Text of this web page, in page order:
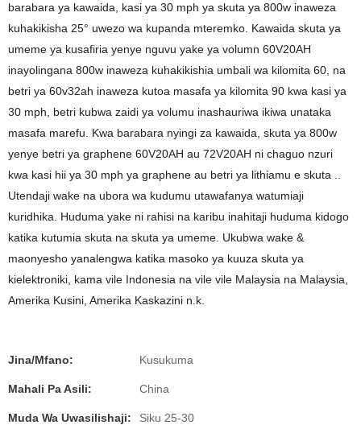
barabara ya kawaida, kasi ya 30 mph ya skuta ya 800w inaweza
kuhakikisha 25° uwezo wa kupanda mteremko. Kawaida skuta ya
umeme ya kusafiria yenye nguvu yake ya volumn 60V20AH
inayolingana 800w inaweza kuhakikishia umbali wa kilomita 60, na
betri ya 60v32ah inaweza kutoa masafa ya kilomita 90 kwa kasi ya
30 mph, betri kubwa zaidi ya volumu inashauriwa ikiwa unataka
masafa marefu. Kwa barabara nyingi za kawaida, skuta ya 800w
yenye betri ya graphene 60V20AH au 72V20AH ni chaguo nzuri
kwa kasi hii ya 30 mph ya graphene au betri ya lithiamu e skuta ..
Utendaji wake na ubora wa kudumu utawafanya watumiaji
kuridhika. Huduma yake ni rahisi na karibu inahitaji huduma kidogo
katika kutumia skuta na skuta ya umeme. Ukubwa wake &
maonyesho yanalengwa katika masoko ya kuuza skuta ya
kielektroniki, kama vile Indonesia na vile vile Malaysia na Malaysia,
Amerika Kusini, Amerika Kaskazini n.k.
Jina/Mfano: Kusukuma
Mahali Pa Asili: China
Muda Wa Uwasilishaji: Siku 25-30